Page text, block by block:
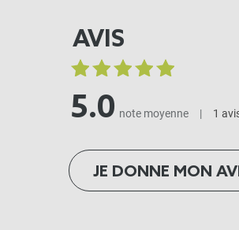
AVIS
5.0 note moyenne | 1
JE DONNE MON